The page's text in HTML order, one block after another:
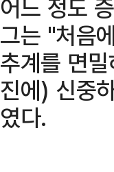
어느 정도
그는 "처음
추계를 면
진에) 신중
였다.